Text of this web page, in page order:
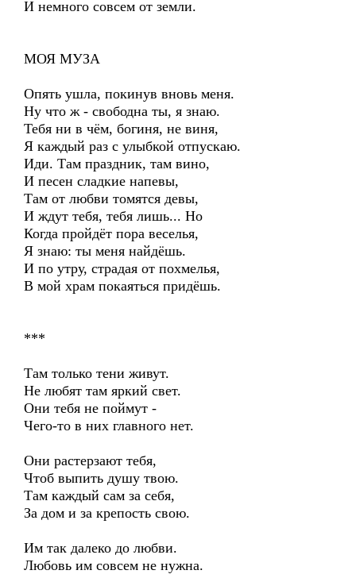
И немного совсем от земли.
МОЯ МУЗА
Опять ушла, покинув вновь меня.
Ну что ж - свободна ты, я знаю.
Тебя ни в чём, богиня, не виня,
Я каждый раз с улыбкой отпускаю.
Иди. Там праздник, там вино,
И песен сладкие напевы,
Там от любви томятся девы,
И ждут тебя, тебя лишь... Но
Когда пройдёт пора веселья,
Я знаю: ты меня найдёшь.
И по утру, страдая от похмелья,
В мой храм покаяться придёшь.
***
Там только тени живут.
Не любят там яркий свет.
Они тебя не поймут -
Чего-то в них главного нет.
Они растерзают тебя,
Чтоб выпить душу твою.
Там каждый сам за себя,
За дом и за крепость свою.
Им так далеко до любви.
Любовь им совсем не нужна.